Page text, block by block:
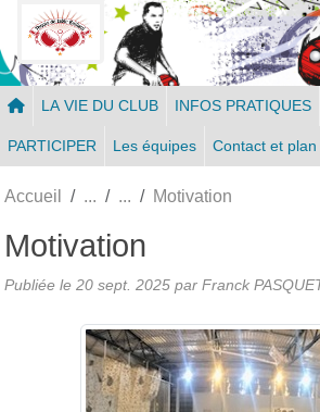
LA VIE DU CLUB INFOS PRATIQUES
PARTICIPER Les équipes Contact et plan
Accueil Motivation
Motivation
Publiée le 20 sept. 2025 par Franck
Panneau de gestion des cookies